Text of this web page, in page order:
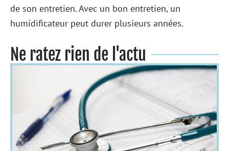
de son entretien. Avec un bon entretien, un
humidificateur peut durer plusieurs années.
Ne ratez rien de l'actu